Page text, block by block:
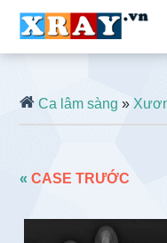
Ca lâm sàng »
«CASE TRƯỚC